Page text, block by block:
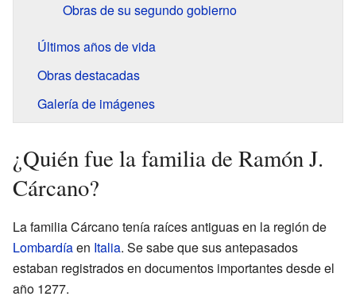
Obras de su segundo gobierno
Últimos años de vida
Obras destacadas
Galería de imágenes
¿Quién fue la familia de Ramón J.
Cárcano?
La familia Cárcano tenía raíces antiguas en la región de
Lombardíaen Italia. Se sabe que sus antepasados
estaban registrados en documentos importantes desde el
año 1277.